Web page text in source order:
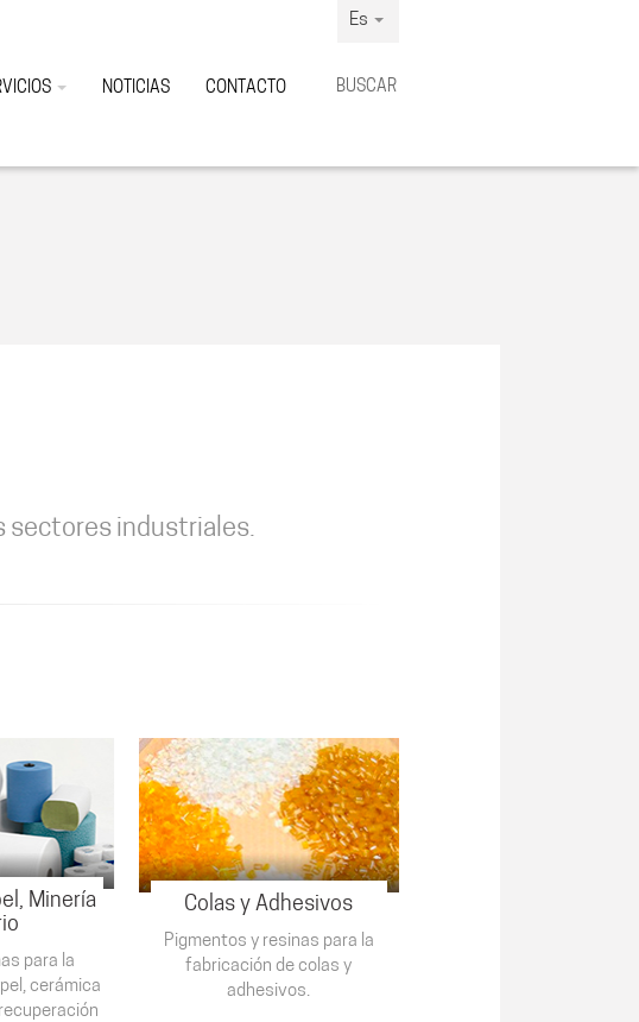
Es
BUSCAR
NOTICIAS CONTACTO
sectores industriales.
Minería
para la
cerámica
Colas y Adhesivos
Pigmentos y resinas para la
fabricación de colas y
adhesivos.